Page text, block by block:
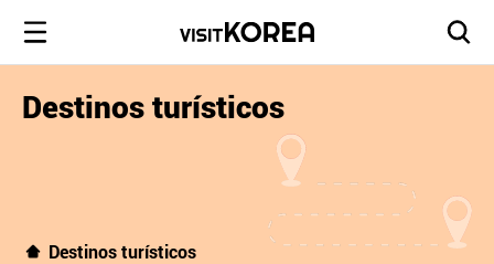
Destinos turísticos
Destinos turísticos